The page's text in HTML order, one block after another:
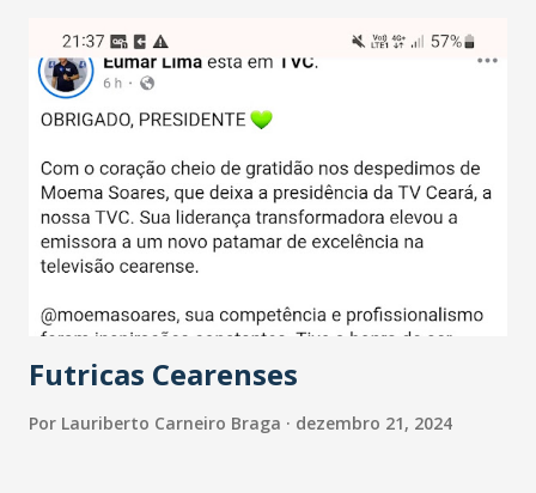
Futricas Cearenses
Por Lauriberto Carneiro Braga dezembro 21, 2024